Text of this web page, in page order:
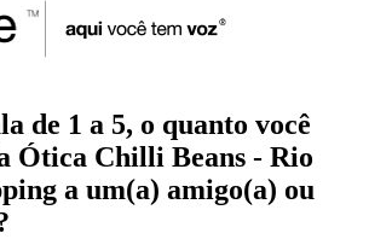
de 1 a 5, o quanto você
Ótica Chilli Beans - Rio
a um(a) amigo(a) ou